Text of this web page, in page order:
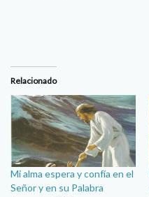
Relacionado
Mi alma espera y confía en el
Señor y en su Palabra